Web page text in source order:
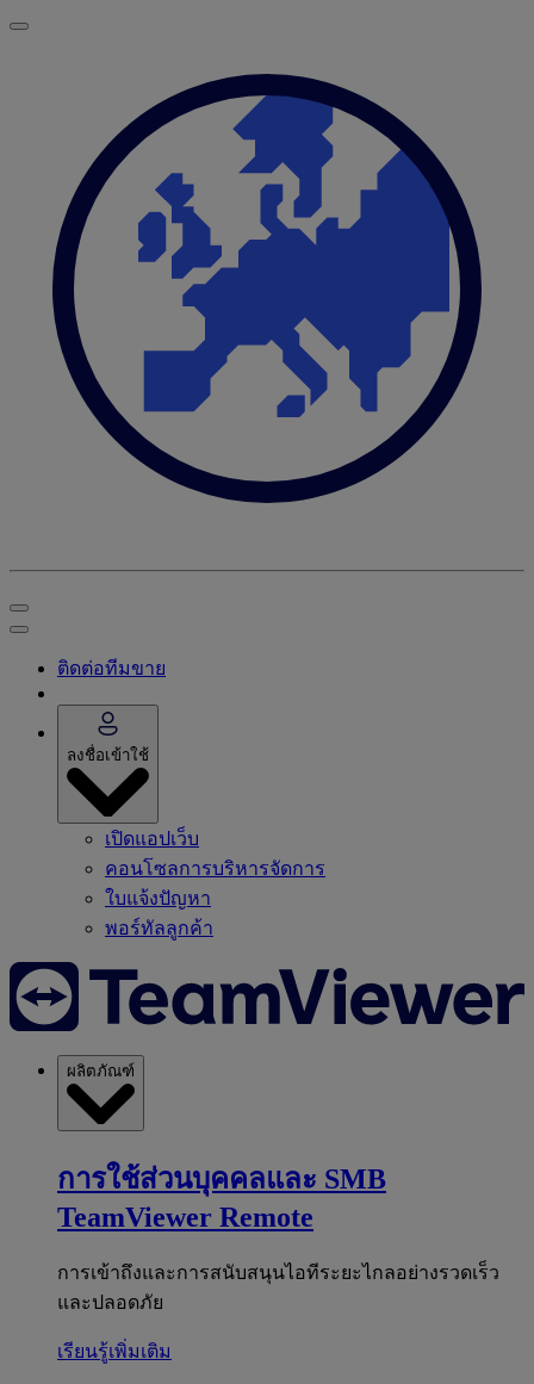
ติดต่อทีมขาย
ลงชื่อเข้าใช้
เปิดแอปเว็บ
คอนโซลการบริหารจัดการ
ใบแจ้งปัญหา
พอร์ทัลลูกค้า
ผลิตภัณฑ์
การใช้ส่วนบุคคลและ SMB
TeamViewer Remote
การเข้าถึงและการสนับสนุนไอทีระยะไกลอย่างรวดเร็ว
และปลอดภัย
เรียนรู้เพิ่มเติม